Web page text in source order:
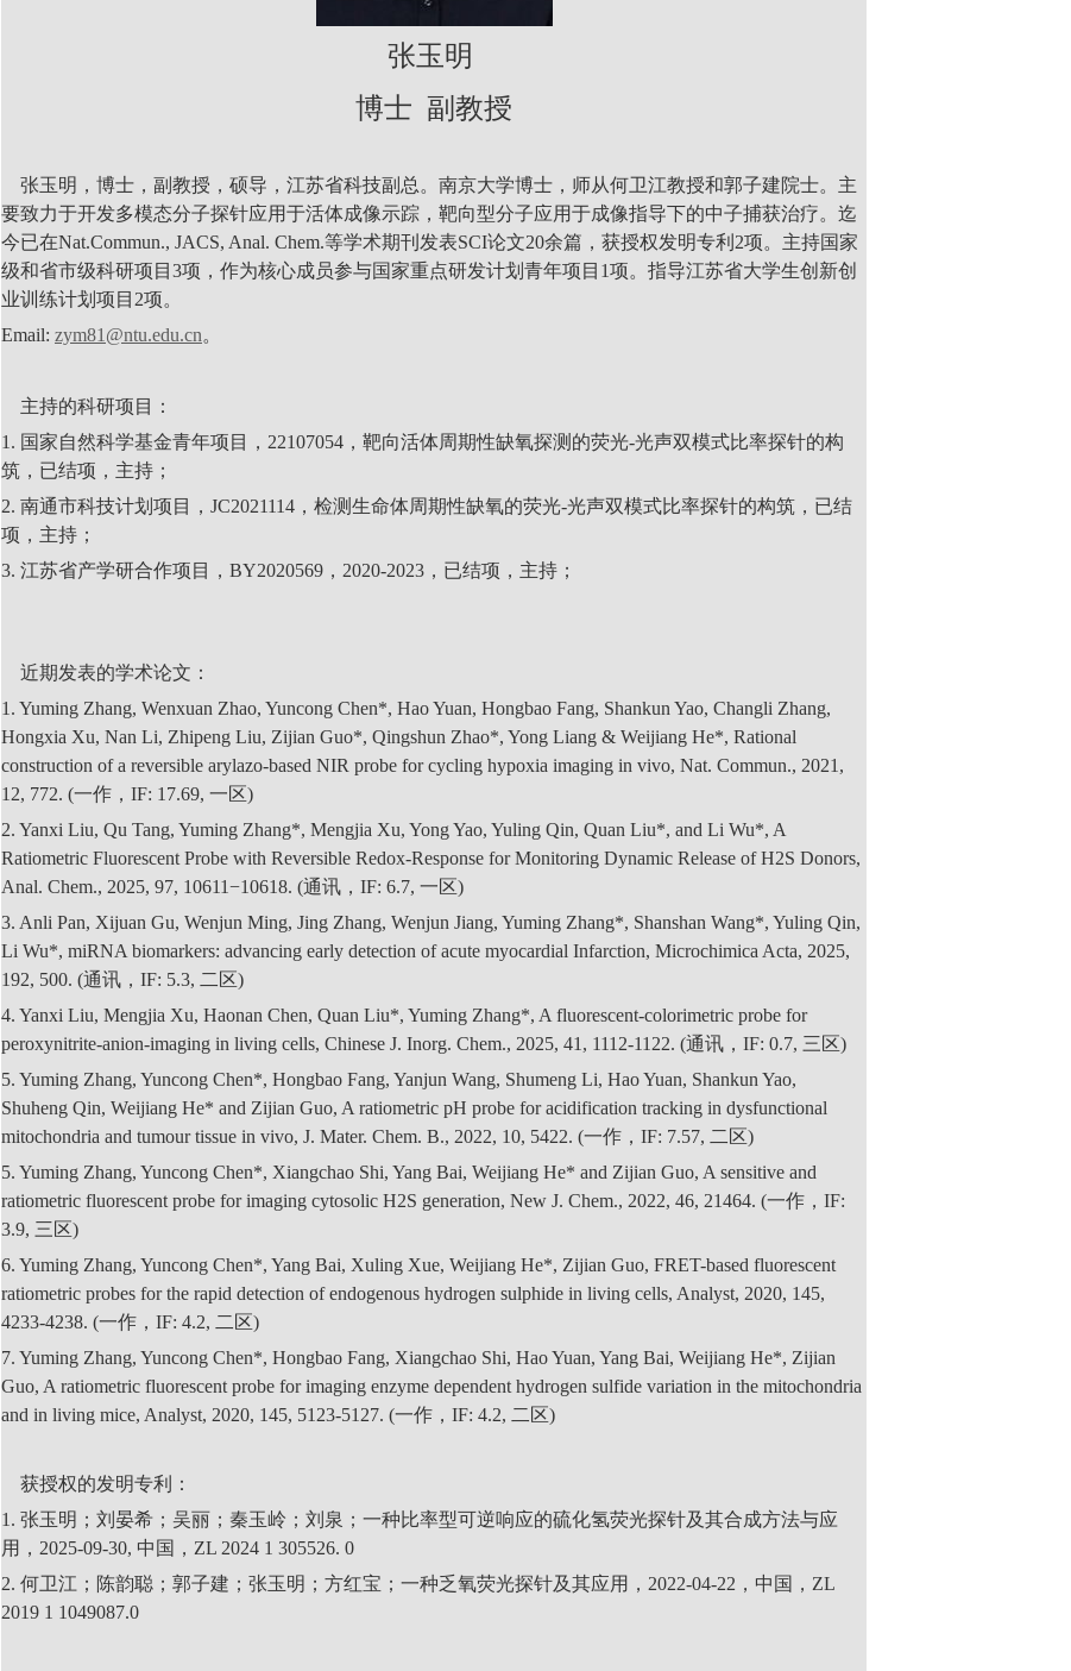
张玉明
博士 副教授
张玉明，博士，副教授，硕导，江苏省科技副总。南京大学博士，师从何卫江教授和郭子建院士。主
要致力于开发多模态分子探针应用于活体成像示踪，靶向型分子应用于成像指导下的中子捕获治疗。迄
今已在Nat.Commun., JACS, Anal. Chem.等学术期刊发表SCI论文20余篇，获授权发明专利2项。主持国家
级和省市级科研项目3项，作为核心成员参与国家重点研发计划青年项目1项。指导江苏省大学生创新创
业训练计划项目2项。
Email: zym81@ntu.edu.cn。
主持的科研项目：
1. 国家自然科学基金青年项目，22107054，靶向活体周期性缺氧探测的荧光-光声双模式比率探针的构
筑，已结项，主持；
2. 南通市科技计划项目，JC2021114，检测生命体周期性缺氧的荧光-光声双模式比率探针的构筑，已结
项，主持；
3. 江苏省产学研合作项目，BY2020569，2020-2023，已结项，主持；
近期发表的学术论文：
1. Yuming Zhang, Wenxuan Zhao, Yuncong Chen*, Hao Yuan, Hongbao Fang, Shankun Yao, Changli Zhang,
Hongxia Xu, Nan Li, Zhipeng Liu, Zijian Guo*, Qingshun Zhao*, Yong Liang & Weijiang He*, Rational
construction of a reversible arylazo-based NIR probe for cycling hypoxia imaging in vivo, Nat. Commun., 2021,
12, 772. (一作，IF: 17.69, 一区)
2. Yanxi Liu, Qu Tang, Yuming Zhang*, Mengjia Xu, Yong Yao, Yuling Qin, Quan Liu*, and Li Wu*, A
Ratiometric Fluorescent Probe with Reversible Redox-Response for Monitoring Dynamic Release of H2S Donors,
Anal. Chem., 2025, 97, 10611−10618. (通讯，IF: 6.7, 一区)
3. Anli Pan, Xijuan Gu, Wenjun Ming, Jing Zhang, Wenjun Jiang, Yuming Zhang*, Shanshan Wang*, Yuling Qin,
Li Wu*, miRNA biomarkers: advancing early detection of acute myocardial Infarction, Microchimica Acta, 2025,
192, 500. (通讯，IF: 5.3, 二区)
4. Yanxi Liu, Mengjia Xu, Haonan Chen, Quan Liu*, Yuming Zhang*, A fluorescent‐colorimetric probe for
peroxynitrite‐anion‐imaging in living cells, Chinese J. Inorg. Chem., 2025, 41, 1112-1122. (通讯，IF: 0.7, 三区)
5. Yuming Zhang, Yuncong Chen*, Hongbao Fang, Yanjun Wang, Shumeng Li, Hao Yuan, Shankun Yao,
Shuheng Qin, Weijiang He* and Zijian Guo, A ratiometric pH probe for acidification tracking in dysfunctional
mitochondria and tumour tissue in vivo, J. Mater. Chem. B., 2022, 10, 5422. (一作，IF: 7.57, 二区)
5. Yuming Zhang, Yuncong Chen*, Xiangchao Shi, Yang Bai, Weijiang He* and Zijian Guo, A sensitive and
ratiometric fluorescent probe for imaging cytosolic H2S generation, New J. Chem., 2022, 46, 21464. (一作，IF:
3.9, 三区)
6. Yuming Zhang, Yuncong Chen*, Yang Bai, Xuling Xue, Weijiang He*, Zijian Guo, FRET-based fluorescent
ratiometric probes for the rapid detection of endogenous hydrogen sulphide in living cells, Analyst, 2020, 145,
4233-4238. (一作，IF: 4.2, 二区)
7. Yuming Zhang, Yuncong Chen*, Hongbao Fang, Xiangchao Shi, Hao Yuan, Yang Bai, Weijiang He*, Zijian
Guo, A ratiometric fluorescent probe for imaging enzyme dependent hydrogen sulfide variation in the mitochondria
and in living mice, Analyst, 2020, 145, 5123-5127. (一作，IF: 4.2, 二区)
获授权的发明专利：
1. 张玉明；刘晏希；吴丽；秦玉岭；刘泉；一种比率型可逆响应的硫化氢荧光探针及其合成方法与应
用，2025-09-30, 中国，ZL 2024 1 305526. 0
2. 何卫江；陈韵聪；郭子建；张玉明；方红宝；一种乏氧荧光探针及其应用，2022-04-22，中国，ZL
2019 1 1049087.0